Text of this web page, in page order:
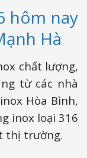
hôm nay
Hà
chất lượng,
từ các nhà
Hòa Bình,
inox loại 316
thị trường.